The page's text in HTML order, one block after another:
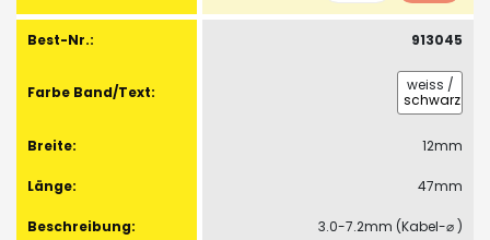
913045
weiss /
schwarz
12mm
47mm
3.0-7.2mm (Kabel-⌀ )